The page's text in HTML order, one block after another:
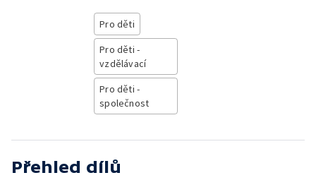
Pro děti
Pro děti -
vzdělávací
Pro děti -
společnost
Přehled dílů